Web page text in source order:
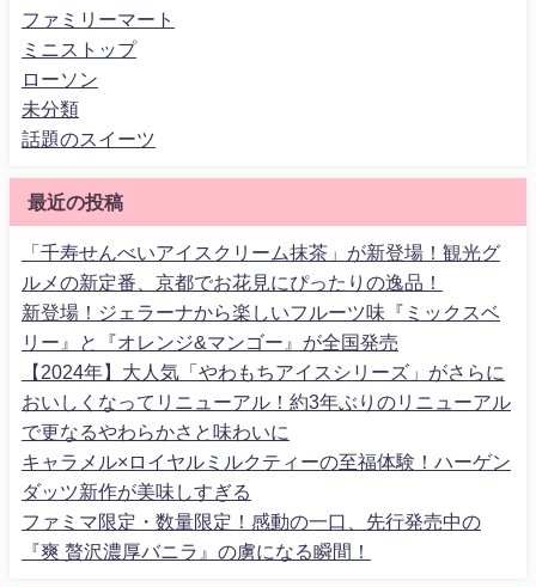
ファミリーマート
ミニストップ
ローソン
未分類
話題のスイーツ
最近の投稿
「千寿せんべいアイスクリーム抹茶」が新登場！観光グ
ルメの新定番、京都でお花見にぴったりの逸品！
新登場！ジェラーナから楽しいフルーツ味『ミックスベ
リー』と『オレンジ&マンゴー』が全国発売
【2024年】大人気「やわもちアイスシリーズ」がさらに
おいしくなってリニューアル！約3年ぶりのリニューアル
で更なるやわらかさと味わいに
キャラメル×ロイヤルミルクティーの至福体験！ハーゲン
ダッツ新作が美味しすぎる
ファミマ限定・数量限定！感動の一口、先行発売中の
『爽 贅沢濃厚バニラ』の虜になる瞬間！